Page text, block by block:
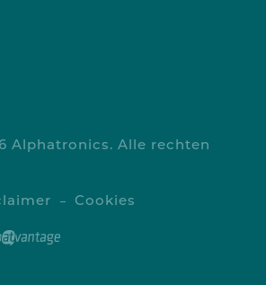
Alphatronics. Alle rechten
Cookies